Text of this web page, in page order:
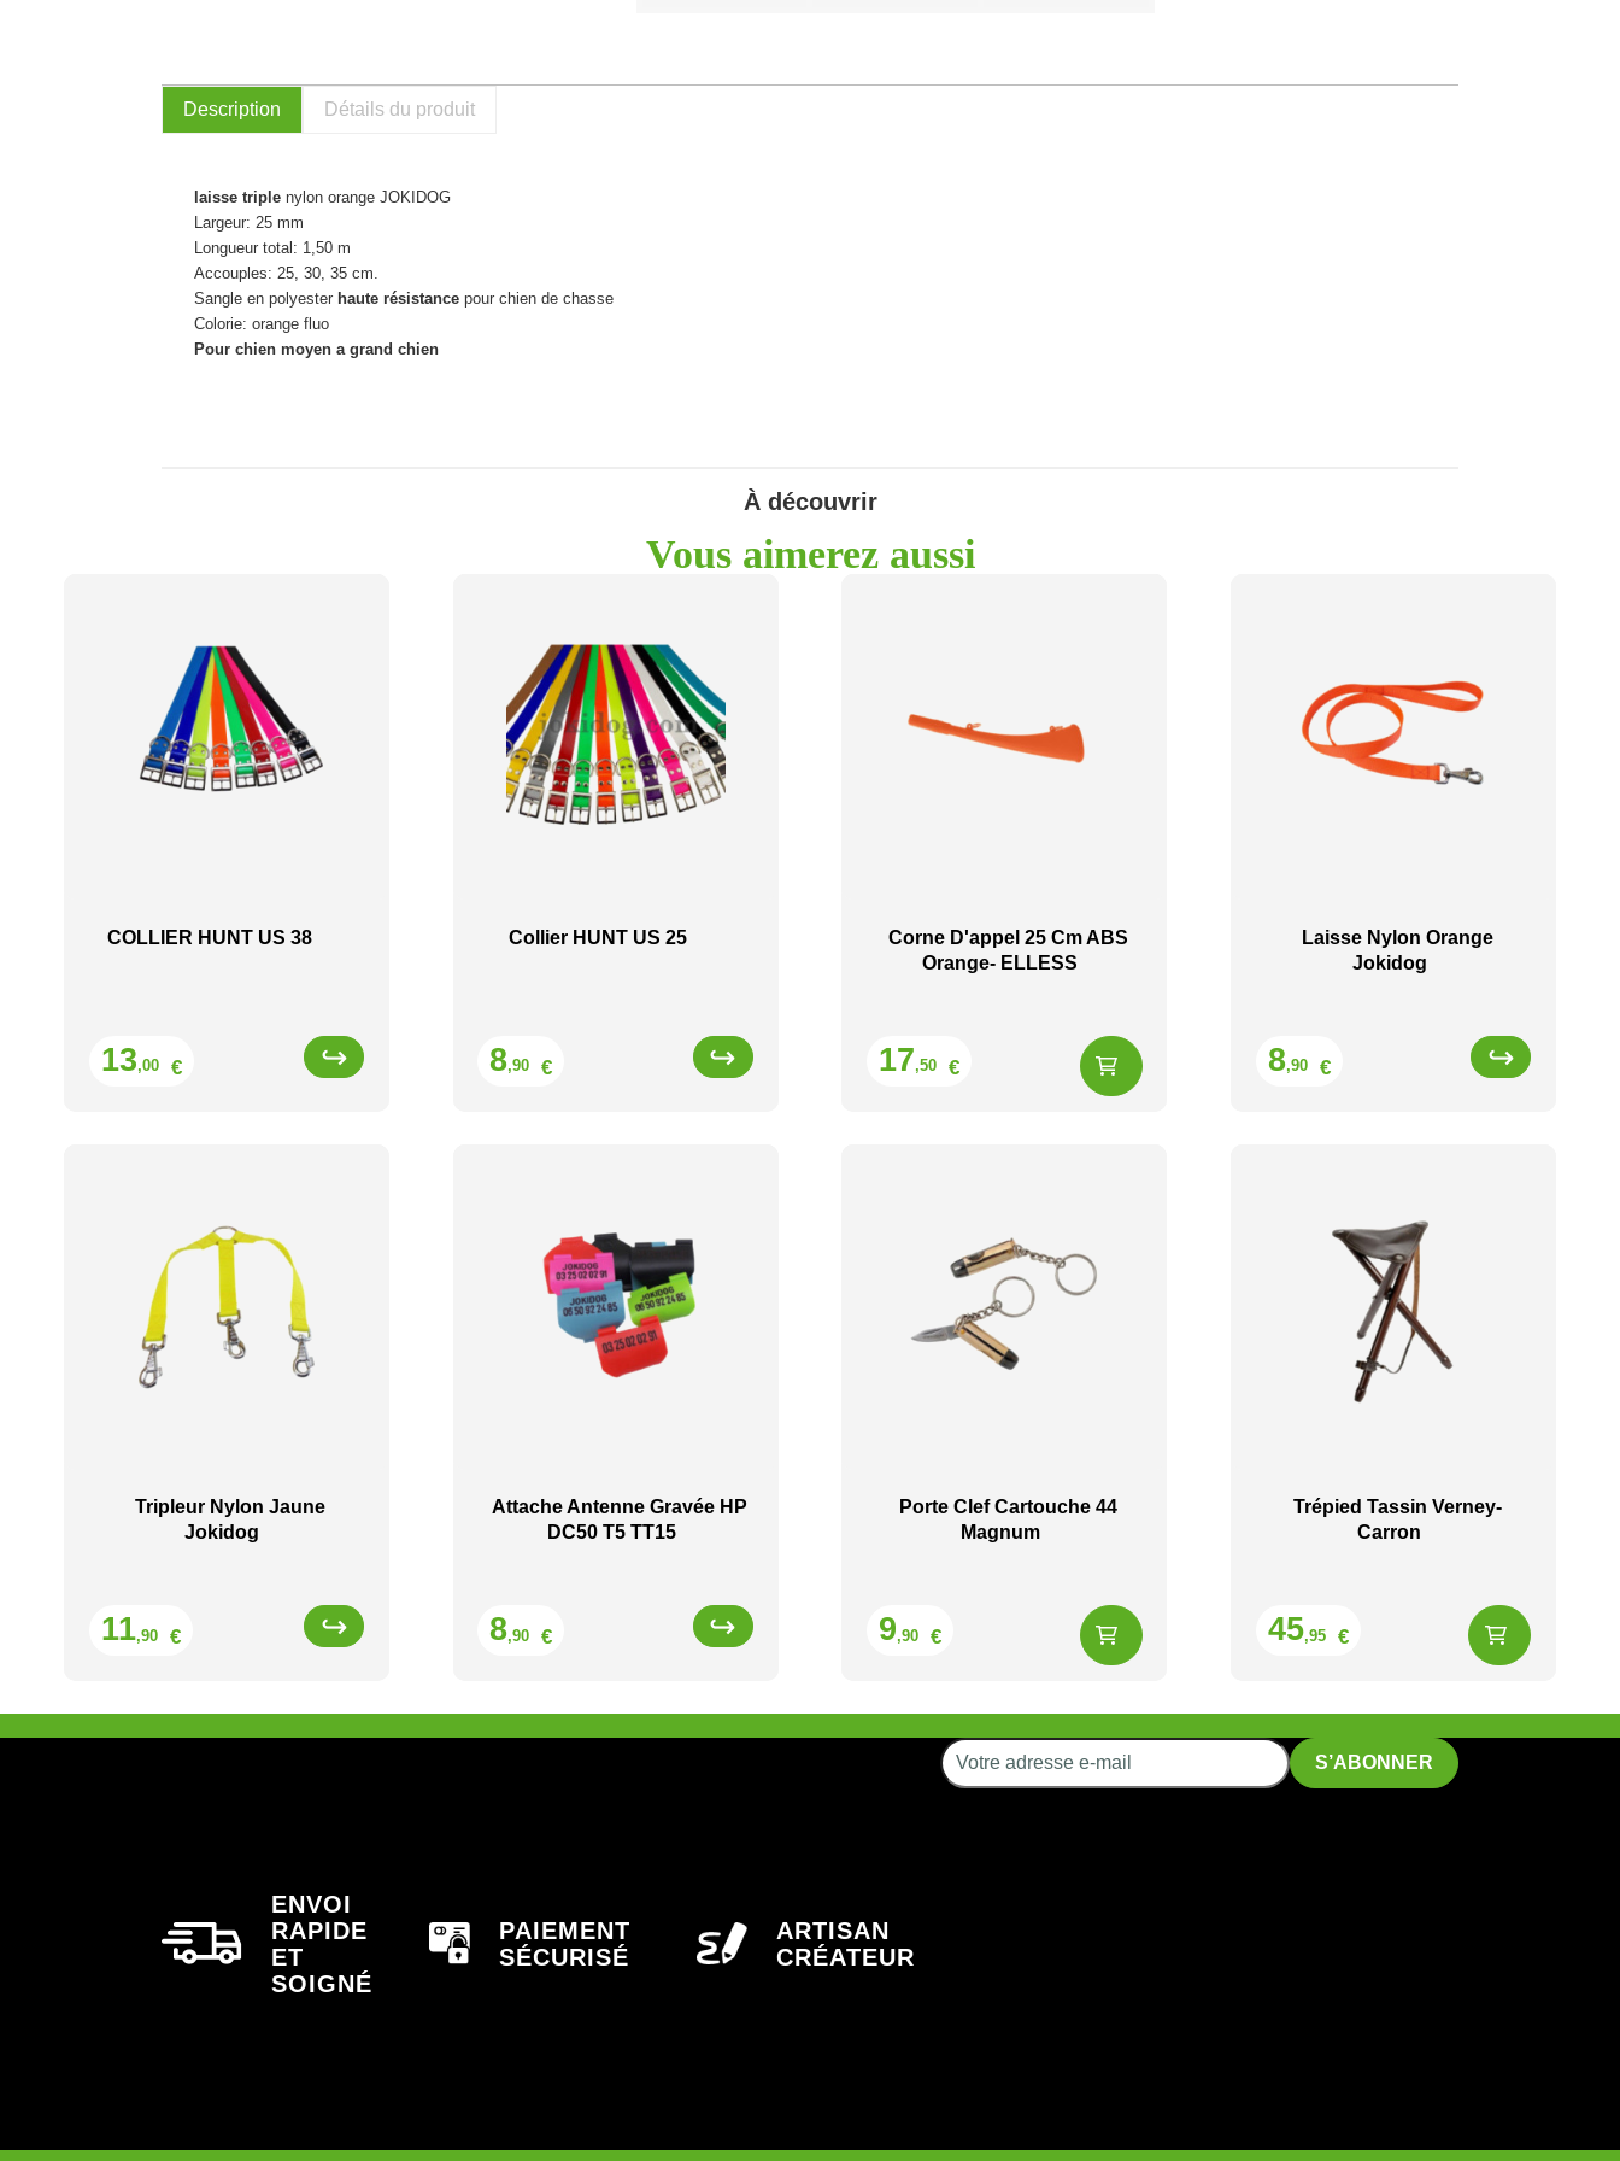
Description Détails du produit
laisse triplenylon orange JOKIDOG
Largeur: 25 mm
Longueur total: 1,50 m
Accouples: 25, 30, 35 cm.
Sangle en polyester haute résistancepour chien de chasse
Colorie: orange fluo
Pour chien moyen a grand chien
À découvrir
Vous aimerez aussi
COLLIER HUNT US 38
13,00 €
Collier HUNT US 25
8,90 €
Corne D'appel 25 Cm ABS
Orange- ELLESS
17,50 €
Laisse Nylon Orange
Jokidog
8,90 €
Tripleur Nylon Jaune
Jokidog
11,90 €
Attache Antenne Gravée HP
DC50 T5 TT15
8,90 €
Porte Clef Cartouche 44
Magnum
9,90 €
Trépied Tassin Verney-
Carron
45,95 €
ENVOI
RAPIDE
ET
SOIGNÉ
PAIEMENT
SÉCURISÉ
ARTISAN
CRÉATEUR